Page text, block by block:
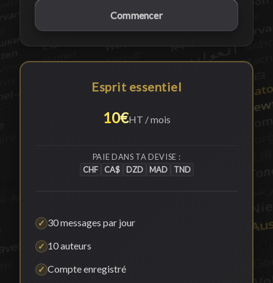
Commencer
Esprit essentiel
10€HT / mois
PAIE DANS TA DEVISE :
CHF
CA$ DZD MAD TND
✓ 30 messages par jour
✓ 10 auteurs
✓ Compte enregistré